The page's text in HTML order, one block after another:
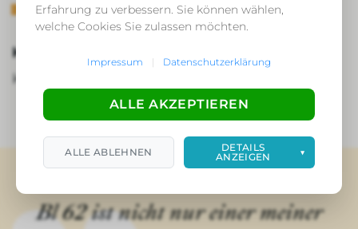
Beseitigt inneren Wind
Kontraindikation:
Keine
Bl 62 ist nicht nur einer meiner
Erfahrung zu verbessern. Sie können wählen,
welche Cookies Sie zulassen möchten.
Impressum | Datenschutzerklärung
ALLE ABLEHNEN
ALLE AKZEPTIEREN
DETAILS
ANZEIGEN
▼